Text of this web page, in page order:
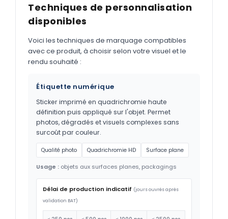
Techniques de personnalisation
disponibles
Voici les techniques de marquage compatibles
avec ce produit, à choisir selon votre visuel et le
rendu souhaité :
Étiquette numérique
Sticker imprimé en quadrichromie haute
définition puis appliqué sur l'objet. Permet
photos, dégradés et visuels complexes sans
surcoût par couleur.
Qualité photo Quadrichromie HD Surface plane
Usage : objets aux surfaces planes, packagings
Délai de production indicatif (jours ouvrés après
validation BAT)